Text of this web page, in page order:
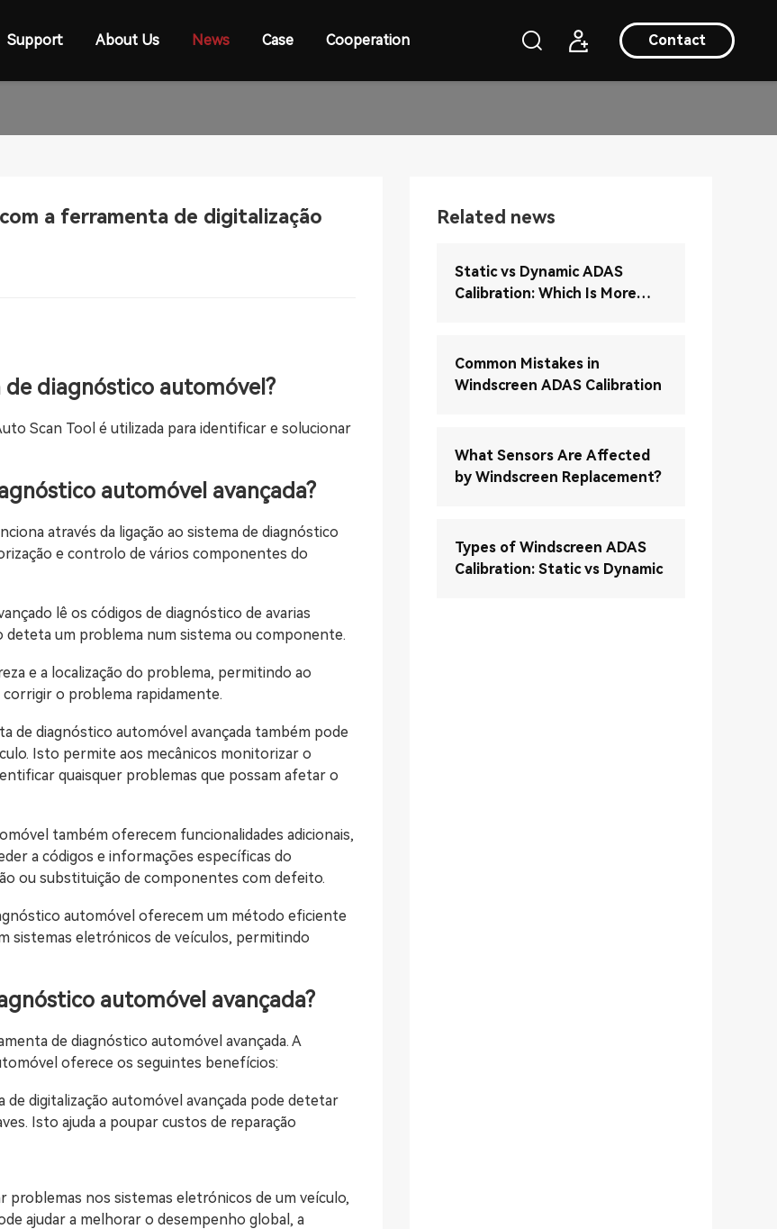
Contact
Support About Us News Case Cooperation
a ferramenta de digitalização
de diagnóstico automóvel?
Scan Tool é utilizada para identificar e solucionar
automóvel avançada?
através da ligação ao sistema de diagnóstico
e controlo de vários componentes do
lê os códigos de diagnóstico de avarias
deteta um problema num sistema ou componente.
e a localização do problema, permitindo ao
o problema rapidamente.
de diagnóstico automóvel avançada também pode
Isto permite aos mecânicos monitorizar o
quaisquer problemas que possam afetar o
também oferecem funcionalidades adicionais,
a códigos e informações específicas do
ou substituição de componentes com defeito.
automóvel oferecem um método eficiente
sistemas eletrónicos de veículos, permitindo
automóvel avançada?
de diagnóstico automóvel avançada. A
oferece os seguintes benefícios:
digitalização automóvel avançada pode detetar
Isto ajuda a poupar custos de reparação
nos sistemas eletrónicos de um veículo,
ajudar a melhorar o desempenho global, a
Related news
Static vs Dynamic ADAS
Calibration: Which Is More
Common Mistakes in
Windscreen ADAS Calibration
What Sensors Are Affected
by Windscreen Replacement?
Types of Windscreen ADAS
Calibration: Static vs Dynamic